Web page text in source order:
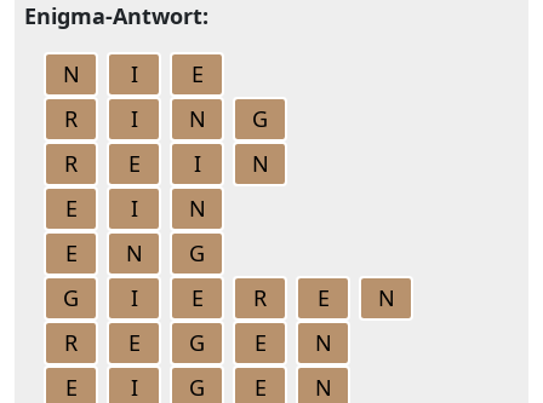
Enigma-Antwort:
N
I
E
R
I N
G
R
E I
N
E
I
N
E
N
G
G
I E R E
N
R
E G E
N
E
I G E
N